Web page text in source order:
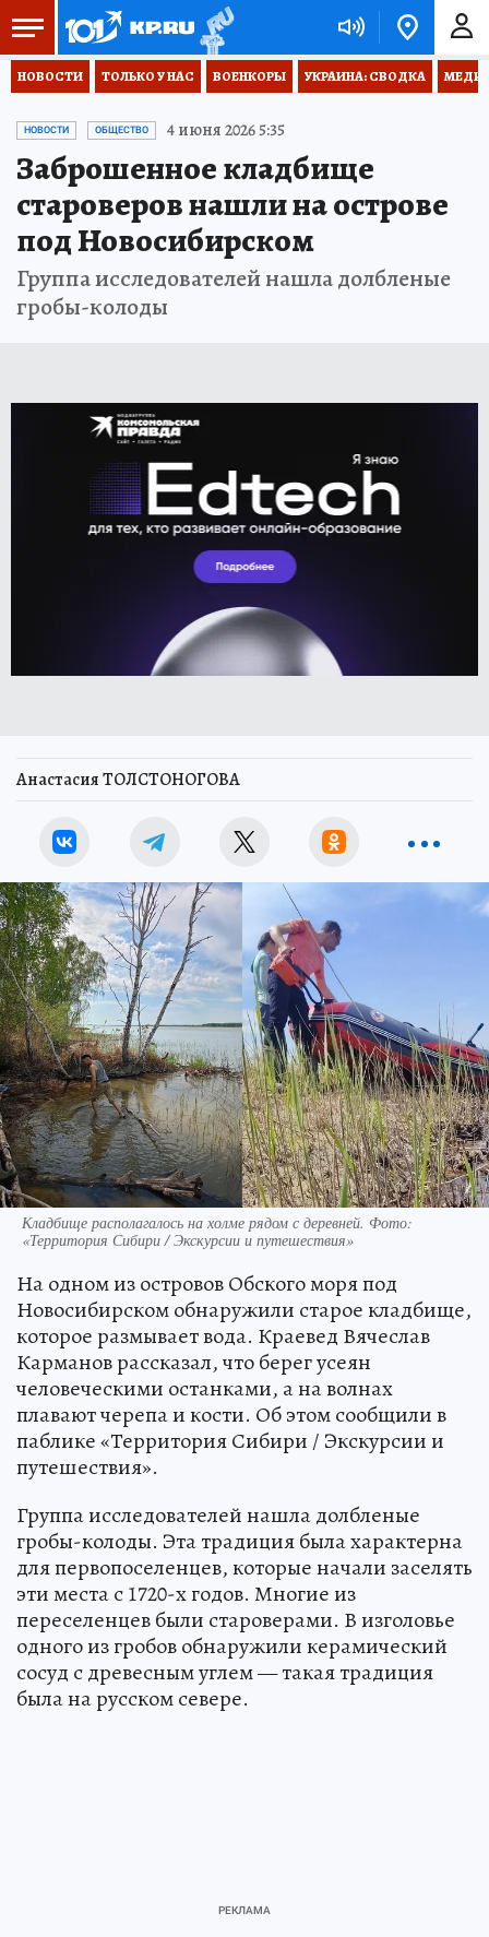
НОВОСТИ ТОЛЬКО У НАС ВОЕНКОРЫ УКРАИНА: СВОДКА
НОВОСТИ ОБЩЕСТВО 4 июня 2026 5:35
Заброшенное кладбище
староверов нашли на острове
под Новосибирском
Группа исследователей нашла долбленые
гробы-колоды
Анастасия ТОЛСТОНОГОВА
Кладбище располагалось на холме рядом с деревней. Фото:
«Территория Сибири / Экскурсии и путешествия»
На одном из островов Обского моря под
Новосибирском обнаружили старое кладбище,
которое размывает вода. Краевед Вячеслав
Карманов рассказал, что берег усеян
человеческими останками, а на волнах
плавают черепа и кости. Об этом сообщили в
паблике «Территория Сибири / Экскурсии и
путешествия».
Группа исследователей нашла долбленые
гробы-колоды. Эта традиция была характерна
для первопоселенцев, которые начали заселять
эти места с 1720-х годов. Многие из
переселенцев были староверами. В изголовье
одного из гробов обнаружили керамический
сосуд с древесным углем — такая традиция
была на русском севере.